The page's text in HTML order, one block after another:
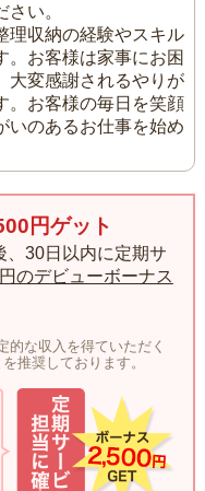
い。
理収納の経験やスキル
。お客様は家事にお困
大変感謝されるやりが
。お客様の毎日を笑顔
いのあるお仕事を始め
円ゲット
、30日以内に定期サ
のデビューボーナス
的な収入を得ていただく
推奨しております。